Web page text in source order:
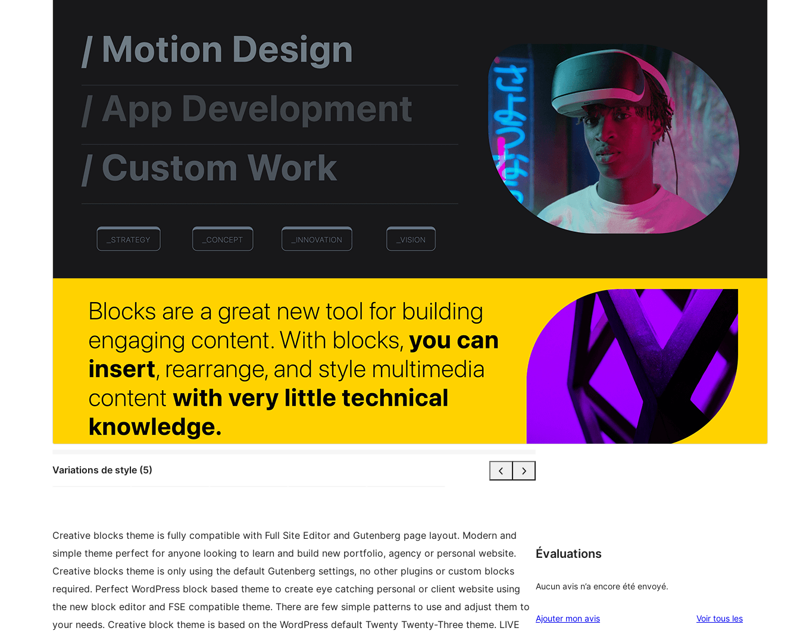
Variations de style (5)
Creative blocks theme is fully compatible with Full Site Editor and Gutenberg page layout. Modern and
simple theme perfect for anyone looking to learn and build new portfolio, agency or personal website.
Creative blocks theme is only using the default Gutenberg settings, no other plugins or custom blocks
required. Perfect WordPress block based theme to create eye catching personal or client website using
the new block editor and FSE compatible theme. There are few simple patterns to use and adjust them to
your needs. Creative block theme is based on the WordPress default Twenty Twenty-Three theme. LIVE
Évaluations
Aucun avis n’a encore été envoyé.
Ajouter mon avis Voir tous lesavis